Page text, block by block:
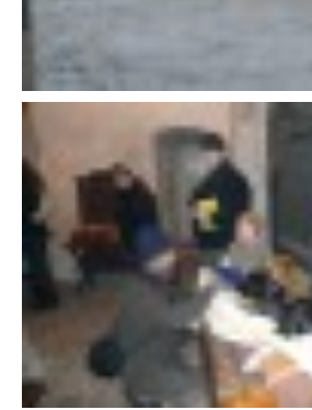
JAK FRETKA BYDLÍ
JEDNA ČÍ VÍCE FRETEK?
KASTRACE
PODPORA